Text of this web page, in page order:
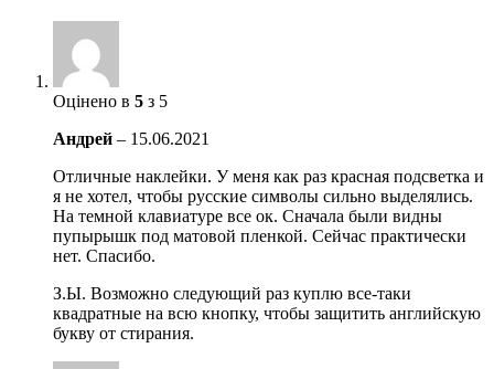
Оцінено в 5 з 5
Андрей – 15.06.2021
Отличные наклейки. У меня как раз красная подсветка и
я не хотел, чтобы русские символы сильно выделялись.
На темной клавиатуре все ок. Сначала были видны
пупырышк под матовой пленкой. Сейчас практически
нет. Спасибо.
З.Ы. Возможно следующий раз куплю все-таки
квадратные на всю кнопку, чтобы защитить английскую
букву от стирания.